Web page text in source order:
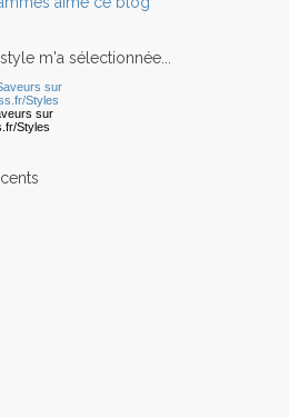
style m'a sélectionnée...
sur
Styles